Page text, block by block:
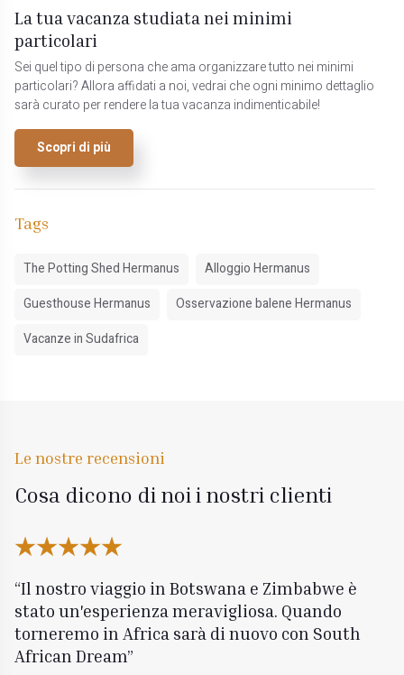
La tua vacanza studiata nei minimi
particolari
Sei quel tipo di persona che ama organizzare tutto nei minimi
particolari? Allora affidati a noi, vedrai che ogni minimo dettaglio
sarà curato per rendere la tua vacanza indimenticabile!
Scopri di più
Tags
The Potting Shed Hermanus
Alloggio Hermanus
Guesthouse Hermanus
Osservazione balene Hermanus
Vacanze in Sudafrica
Le nostre recensioni
Cosa dicono di noi i nostri clienti
Il nostro viaggio in Botswana e Zimbabwe è
stato un'esperienza meravigliosa. Quando
torneremo in Africa sarà di nuovo con South
African Dream